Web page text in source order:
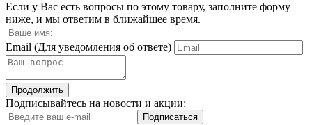
Если у Вас есть вопросы по этому товару, заполните форму
ниже, и мы ответим в ближайшее время.
Email (Для уведомления об ответе)
Продолжить
Подписывайтесь на новости и акции:
Подписаться